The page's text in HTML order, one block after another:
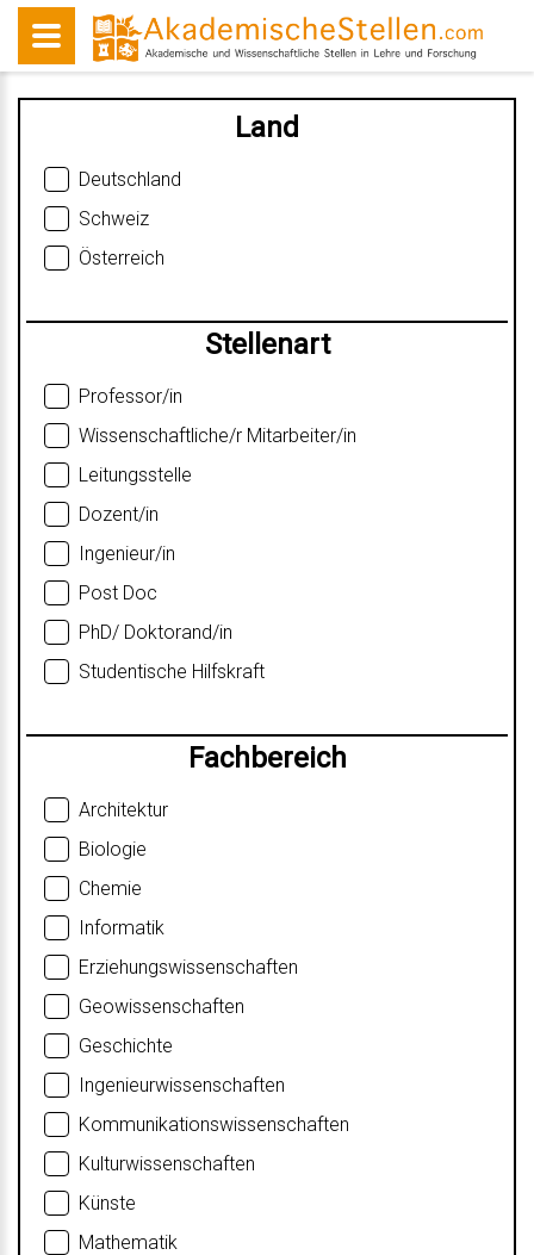
Land
Deutschland
Schweiz
Österreich
Stellenart
Professor/in
Wissenschaftliche/r Mitarbeiter/in
Leitungsstelle
Dozent/in
Ingenieur/in
Post Doc
PhD/ Doktorand/in
Studentische Hilfskraft
Fachbereich
Architektur
Biologie
Chemie
Informatik
Erziehungswissenschaften
Geowissenschaften
Geschichte
Ingenieurwissenschaften
Kommunikationswissenschaften
Kulturwissenschaften
Künste
Mathematik